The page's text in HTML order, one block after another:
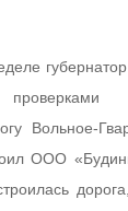
Вольное-
ООО